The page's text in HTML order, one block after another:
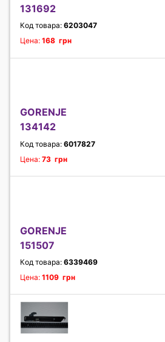
131692
Код товара: 6203047
Цена: 168 грн
GORENJE
134142
Код товара: 6017827
Цена: 73 грн
GORENJE
151507
Код товара: 6339469
Цена: 1109 грн